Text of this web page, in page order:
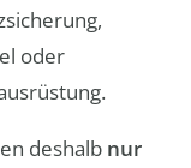
oder
deshalb nur